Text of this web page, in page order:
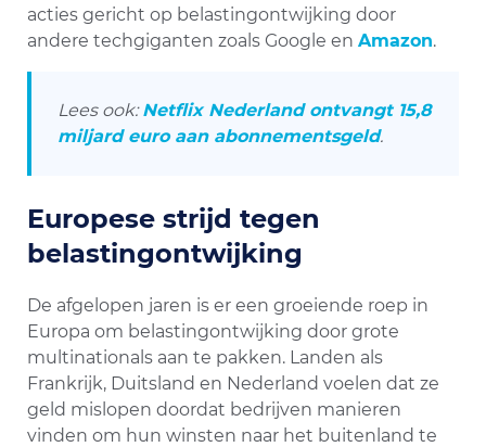
acties gericht op belastingontwijking door
andere techgiganten zoals Google en Amazon.
Lees ook:Netflix Nederland ontvangt 15,8
miljard euro aan abonnementsgeld.
Europese strijd tegen
belastingontwijking
De afgelopen jaren is er een groeiende roep in
Europa om belastingontwijking door grote
multinationals aan te pakken. Landen als
Frankrijk, Duitsland en Nederland voelen dat ze
geld mislopen doordat bedrijven manieren
vinden om hun winsten naar het buitenland te